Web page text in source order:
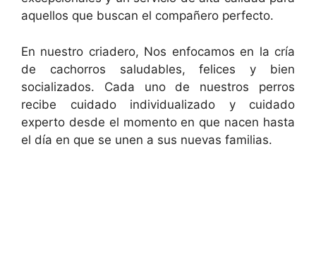
aquellos que buscan el compañero perfecto.
En nuestro criadero, Nos enfocamos en la cría
de cachorros saludables, felices y bien
socializados. Cada uno de nuestros perros
recibe cuidado individualizado y cuidado
experto desde el momento en que nacen hasta
el día en que se unen a sus nuevas familias.